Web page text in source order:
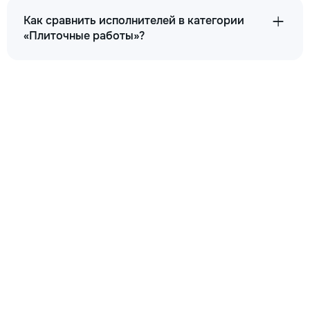
Как сравнить исполнителей в категории
«Плиточные работы»?